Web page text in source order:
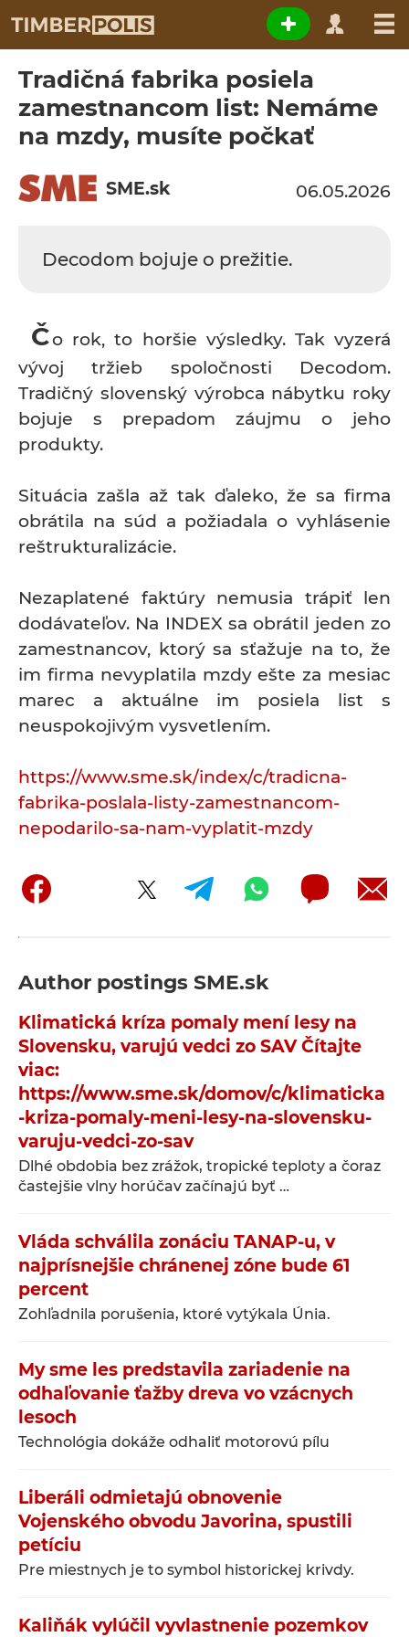
Tradičná fabrika posiela
zamestnancom list: Nemáme
na mzdy, musíte počkať
SME.sk 06.05.2026
Decodom bojuje o prežitie.
Čo rok, to horšie výsledky. Tak vyzerá
vývoj tržieb spoločnosti Decodom.
Tradičný slovenský výrobca nábytku roky
bojuje s prepadom záujmu o jeho
produkty.
Situácia zašla až tak ďaleko, že sa firma
obrátila na súd a požiadala o vyhlásenie
reštrukturalizácie.
Nezaplatené faktúry nemusia trápiť len
dodávateľov. Na INDEX sa obrátil jeden zo
zamestnancov, ktorý sa sťažuje na to, že
im firma nevyplatila mzdy ešte za mesiac
marec a aktuálne im posiela list s
neuspokojivým vysvetlením.
https://www.sme.sk/index/c/tradicna-
fabrika-poslala-listy-zamestnancom-
nepodarilo-sa-nam-vyplatit-mzdy
Author postings SME.sk
Klimatická kríza pomaly mení lesy na
Slovensku, varujú vedci zo SAV Čítajte
viac:
https://www.sme.sk/domov/c/klimaticka
-kriza-pomaly-meni-lesy-na-slovensku-
varuju-vedci-zo-sav
Dlhé obdobia bez zrážok, tropické teploty a čoraz
častejšie vlny horúčav začínajú byť …
Vláda schválila zonáciu TANAP-u, v
najprísnejšie chránenej zóne bude 61
percent
Zohľadnila porušenia, ktoré vytýkala Únia.
My sme les predstavila zariadenie na
odhaľovanie ťažby dreva vo vzácnych
lesoch
Technológia dokáže odhaliť motorovú pílu
Liberáli odmietajú obnovenie
Vojenského obvodu Javorina, spustili
petíciu
Pre miestnych je to symbol historickej krivdy.
Kaliňák vylúčil vyvlastnenie pozemkov